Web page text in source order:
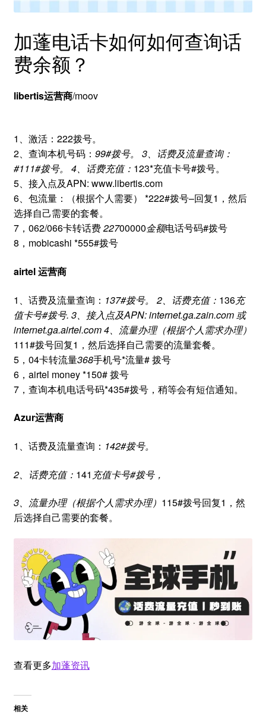
加蓬电话卡如何如何查询话
费余额？
libertis运营商/moov
1、激活：222拨号。
2、查询本机号码： 99#拨号。 3、话费及流量查询：
#111#拨号。 4、话费充值： 123*充值卡号#拨号。
5、接入点及APN: www.libertis.com
6、包流量：（根据个人需要） *222#拨号–回复1，然后
选择自己需要的套餐。
7，062/066卡转话费22700000金额电话号码#拨号
8，mobicashi *555#拨号
airtel 运营商
1、话费及流量查询： 137#拨号。 2、话费充值： 136充
值卡号#拨号. 3、接入点及APN: internet.ga.zain.com 或
internet.ga.airtel.com 4、流量办理（根据个人需求办理）
111#拨号回复1，然后选择自己需要的流量套餐。
5，04卡转流量368手机号*流量# 拨号
6，airtel money *150# 拨号
7，查询本机电话号码*435#拨号，稍等会有短信通知。
Azur运营商
1、话费及流量查询： 142#拨号。
2、话费充值： 141 充值卡号#拨号，
3、流量办理（根据个人需求办理） 115#拨号回复1，然
后选择自己需要的套餐。
查看更多加蓬资讯
相关